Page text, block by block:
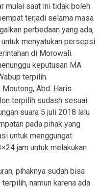
mulai saat ini tidak boleh
terjadi selama masa
perbedaan yang ada,
menyatukan persepsi
di Morowali.
keputusan MA
terpilih.
Abd. Haris
terpilih sudash sesuai
suara 5 juli 2018 lalu
pada pihak yang
untuk menggungat.
jam untuk melakukan
pihaknya sudah bisa
namun karena ada